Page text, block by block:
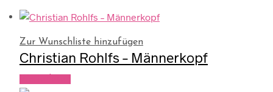
Zur Wunschliste hinzufügen
Christian Rohlfs – Männerkopf